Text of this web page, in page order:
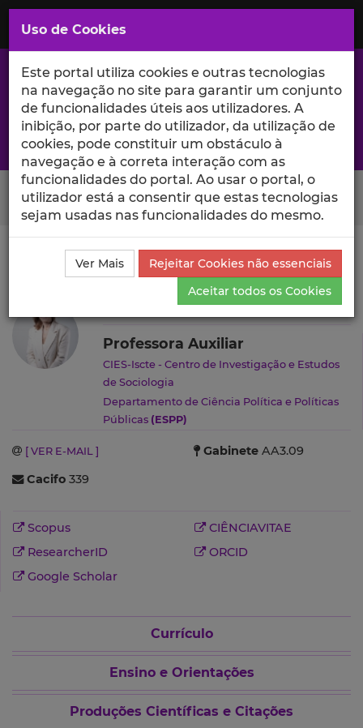
Saltar
para
Conteúdo
Principal
A excelência da investigação e ciência no Iscte
Search Button
Ciência_Iscte Autores Elsa Justino
Projetos de
Investigação
Elsa Justino
Professora Auxiliar
CIES-Iscte - Centro de Investigação e Estudos
de Sociologia
Departamento de Ciência Política e Políticas
Públicas (ESPP)
[ VER E-MAIL ] Gabinete AA3.09
Cacifo 339
Scopus
CIÊNCIAVITAE
ResearcherID
ORCID
Google Scholar
Currículo
Ensino e Orientações
Produções Científicas e Citações
Uso de Cookies
Este portal utiliza cookies e outras tecnologias
na navegação no site para garantir um conjunto
de funcionalidades úteis aos utilizadores. A
inibição, por parte do utilizador, da utilização de
cookies, pode constituir um obstáculo à
navegação e à correta interação com as
funcionalidades do portal. Ao usar o portal, o
utilizador está a consentir que estas tecnologias
sejam usadas nas funcionalidades do mesmo.
Ver Mais
Rejeitar Cookies não essenciais
Aceitar todos os Cookies